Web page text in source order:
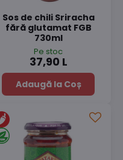
Sos de chili Sriracha
fără glutamat FGB
730ml
Pe stoc
37,90 L
Adaugă la Coș